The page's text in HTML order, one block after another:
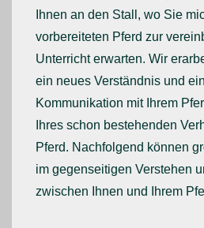
Ihnen an den Stall, wo Sie
vorbereiteten Pferd zur
Unterricht erwarten. Wir
ein neues Verständnis und
Kommunikation mit Ihrem
Ihres schon bestehenden
Pferd. Nachfolgend können
im gegenseitigen Verstehen
zwischen Ihnen und Ihrem